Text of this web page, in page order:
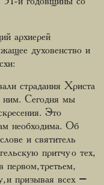
архиерей
духовенство и
страдания Христа
ним. Сегодня мы
Это
необходима. Об
и святитель
притчу о тех,
третьем,
и призывая всех –